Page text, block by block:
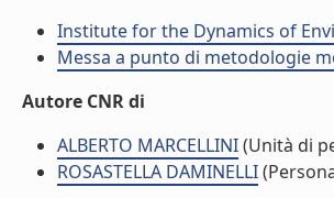
Institute for the Dynamics of
Messa a punto di metodologie
Autore CNR di
ALBERTO MARCELLINI(Unità di
ROSASTELLA DAMINELLI